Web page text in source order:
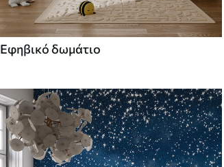
Εφηβικό δωμάτιο